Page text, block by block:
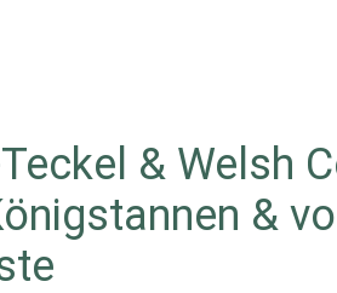
& Welsh
&